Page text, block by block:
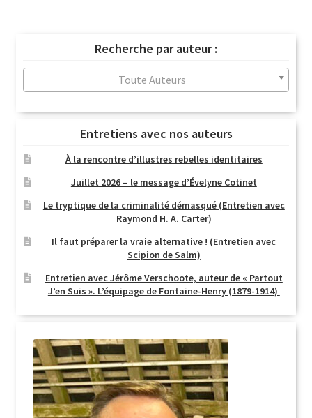
Recherche par auteur :
Toute Auteurs
Entretiens avec nos auteurs
À la rencontre d’illustres rebelles identitaires
Juillet 2026 – le message d’Évelyne Cotinet
Le tryptique de la criminalité démasqué (Entretien avec
Raymond H. A. Carter)
Il faut préparer la vraie alternative ! (Entretien avec
Scipion de Salm)
Entretien avec Jérôme Verschoote, auteur de « Partout
J’en Suis ». L’équipage de Fontaine-Henry (1879-1914)